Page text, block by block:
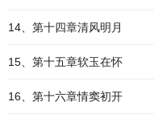
14、第十四章清风明月
15、第十五章软玉在怀
16、第十六章情窦初开